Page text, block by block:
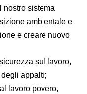
nostro sistema
ambientale e
e creare nuovo
sul lavoro,
appalti;
lavoro povero,